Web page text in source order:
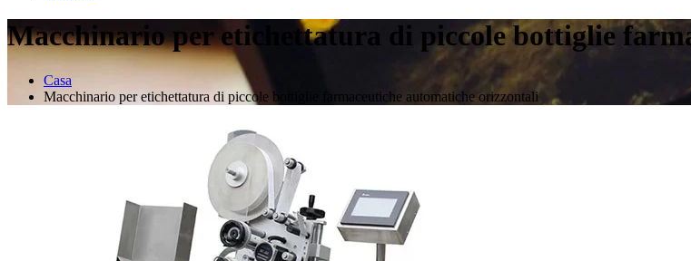
Macchinario per etichettatura di piccole bottiglie
Casa
Macchinario per etichettatura di piccole bottiglie farmaceutiche automatiche orizzontali